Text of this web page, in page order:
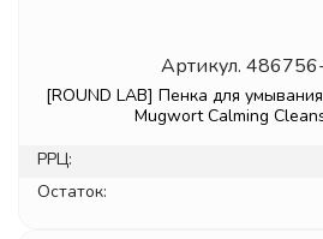
Артикул.
[ROUND LAB] Пенка для
Mugwort Calming
РРЦ:
Остаток: